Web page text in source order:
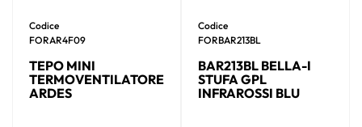
Codice
FORAR4F09
TEPO MINI
TERMOVENTILATORE
ARDES
Codice
FORBAR213BL
BAR213BL BELLA-I
STUFA GPL
INFRAROSSI BLU